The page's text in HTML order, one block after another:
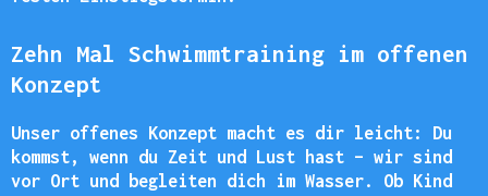
Zehn Mal Schwimmtraining im offenen
Konzept
Unser offenes Konzept macht es dir leicht: Du
kommst, wenn du Zeit und Lust hast – wir sind
vor Ort und begleiten dich im Wasser. Ob Kind